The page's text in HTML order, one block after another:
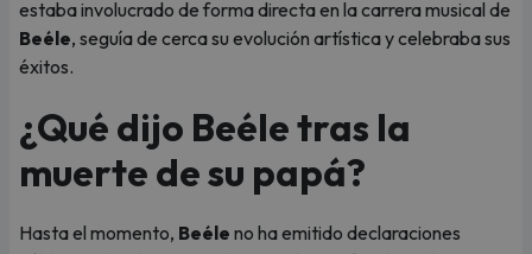
estaba involucrado de forma directa en la carrera musical de
Beéle, seguía de cerca su evolución artística y celebraba sus
éxitos.
¿Qué dijo Beéle tras la
muerte de su papá?
Hasta el momento, Beéle no ha emitido declaraciones